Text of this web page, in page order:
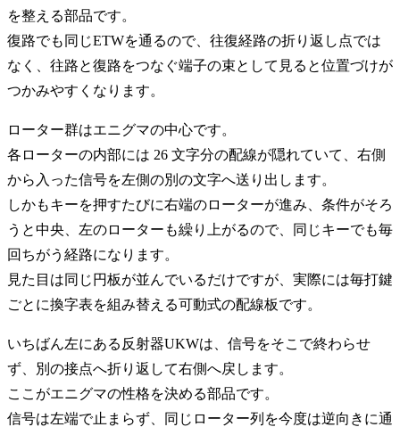
を整える部品です。
復路でも同じETWを通るので、往復経路の折り返し点では
なく、往路と復路をつなぐ端子の束として見ると位置づけが
つかみやすくなります。
ローター群はエニグマの中心です。
各ローターの内部には 26 文字分の配線が隠れていて、右側
から入った信号を左側の別の文字へ送り出します。
しかもキーを押すたびに右端のローターが進み、条件がそろ
うと中央、左のローターも繰り上がるので、同じキーでも毎
回ちがう経路になります。
見た目は同じ円板が並んでいるだけですが、実際には毎打鍵
ごとに換字表を組み替える可動式の配線板です。
いちばん左にある反射器UKWは、信号をそこで終わらせ
ず、別の接点へ折り返して右側へ戻します。
ここがエニグマの性格を決める部品です。
信号は左端で止まらず、同じローター列を今度は逆向きに通